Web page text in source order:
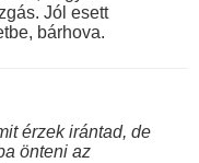
Jól esett
bárhova.
érzek irántad, de
önteni az